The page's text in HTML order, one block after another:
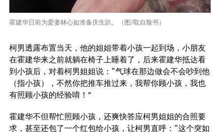
霍建华日前为爱妻林心如准备庆生趴。（图/取自脸书）
柯男透露布置当天，他的姐姐带着小孩一起到场，小朋友
在霍建华来之前就躺在椅子上睡着了，后来霍建华抵达看
到小孩后，对着柯男姐姐说：“气球在那边做会不会吵到他
（指小孩），不然你把推车推过来，我帮你顾小孩，我也
有照顾小孩的经验唷！”
霍建华不但帮忙照顾小孩，还爽快答应柯男姐姐的合照要
求，甚至还包了一个红包给小孩，让柯男直呼：“这个突如